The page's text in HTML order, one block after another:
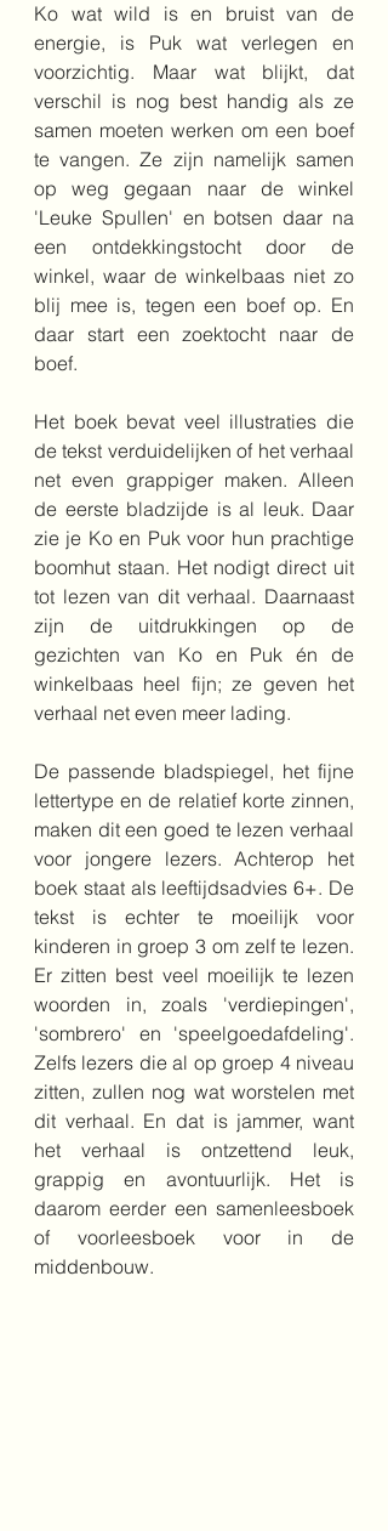
Ko wat wild is en bruist van de
energie, is Puk wat verlegen en
voorzichtig. Maar wat blijkt, dat
verschil is nog best handig als ze
samen moeten werken om een boef
te vangen. Ze zijn namelijk samen
op weg gegaan naar de winkel
'Leuke Spullen' en botsen daar na
een ontdekkingstocht door de
winkel, waar de winkelbaas niet zo
blij mee is, tegen een boef op. En
daar start een zoektocht naar de
boef.
Het boek bevat veel illustraties die
de tekst verduidelijken of het verhaal
net even grappiger maken. Alleen
de eerste bladzijde is al leuk. Daar
zie je Ko en Puk voor hun prachtige
boomhut staan. Het nodigt direct uit
tot lezen van dit verhaal. Daarnaast
zijn de uitdrukkingen op de
gezichten van Ko en Puk én de
winkelbaas heel fijn; ze geven het
verhaal net even meer lading.
De passende bladspiegel, het fijne
lettertype en de relatief korte zinnen,
maken dit een goed te lezen verhaal
voor jongere lezers. Achterop het
boek staat als leeftijdsadvies 6+. De
tekst is echter te moeilijk voor
kinderen in groep 3 om zelf te lezen.
Er zitten best veel moeilijk te lezen
woorden in, zoals 'verdiepingen',
'sombrero' en 'speelgoedafdeling'.
Zelfs lezers die al op groep 4 niveau
zitten, zullen nog wat worstelen met
dit verhaal. En dat is jammer, want
het verhaal is ontzettend leuk,
grappig en avontuurlijk. Het is
daarom eerder een samenleesboek
of voorleesboek voor in de
middenbouw.